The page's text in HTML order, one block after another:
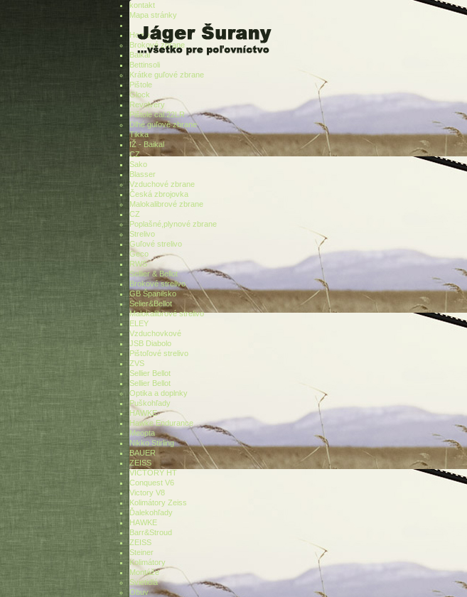
kontakt
Mapa stránky
Home
Brokové zbrane
Baikal
Bettinsoli
Krátke guľové zbrane
Pištole
Glock
Revolvery
Pištole cal.22LR
Dlhé guľové zbrane
Tikka
IŽ - Baikal
CZ
Sako
Blasser
Vzduchové zbrane
Česká zbrojovka
Malokalibrové zbrane
CZ
Poplašné,plynové zbrane
Strelivo
Guľové strelivo
Geco
RWS
Sellier & Bellot
Brokové strelivo
GB Španilsko
Selier&Bellot
Malokalibrové strelivo
ELEY
Vzduchovkové
JSB Diabolo
Pištoľové strelivo
ZVS
Sellier Bellot
Sellier Bellot
Optika a doplnky
Puškohľady
HAWKE
Hawke Endurance
Meopta
Nikko Stirling
BAUER
ZEISS
VICTORY HT
Conquest V6
Victory V8
Kolimátory Zeiss
Ďalekohľady
HAWKE
Barr&Stroud
ZEISS
Steiner
Kolimátory
Montáže
Svietidlá
Obuv